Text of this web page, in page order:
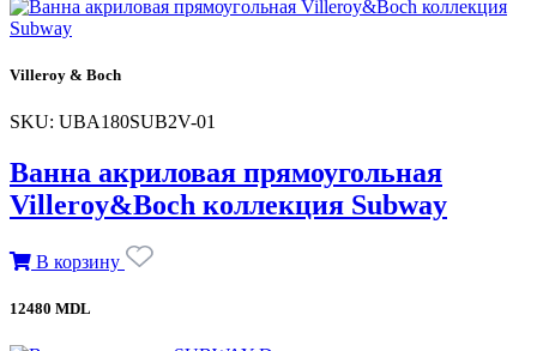
Villeroy & Boch
SKU: UBA180SUB2V-01
Ванна акриловая прямоугольная
Villeroy&Boch коллекция Subway
В корзину
12480 MDL